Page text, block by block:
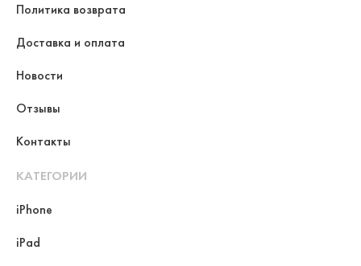
Политика возврата
Доставка и оплата
Новости
Отзывы
Контакты
КАТЕГОРИИ
iPhone
iPad